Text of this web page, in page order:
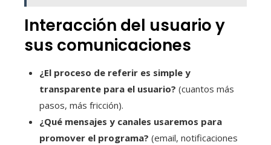
Interacción del usuario y
sus comunicaciones
¿El proceso de referir es simple y
transparente para el usuario? (cuantos más
pasos, más fricción).
¿Qué mensajes y canales usaremos para
promover el programa? (email, notificaciones